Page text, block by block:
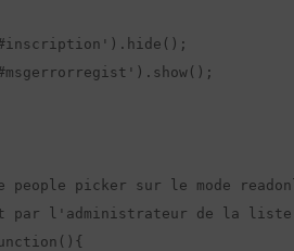
people picker sur le mode
par l'administrateur de la